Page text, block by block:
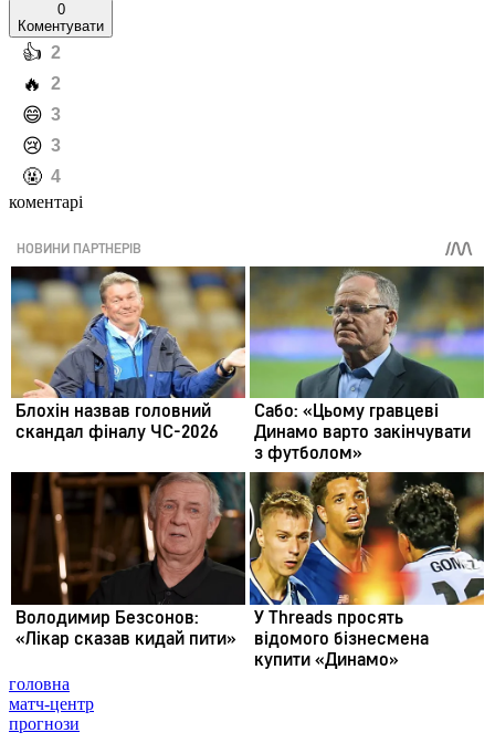
0
Коментувати
️👍 2
️🔥 2
️😄 3
️😢 3
️🤬 4
коментарі
головна
матч-центр
прогнози